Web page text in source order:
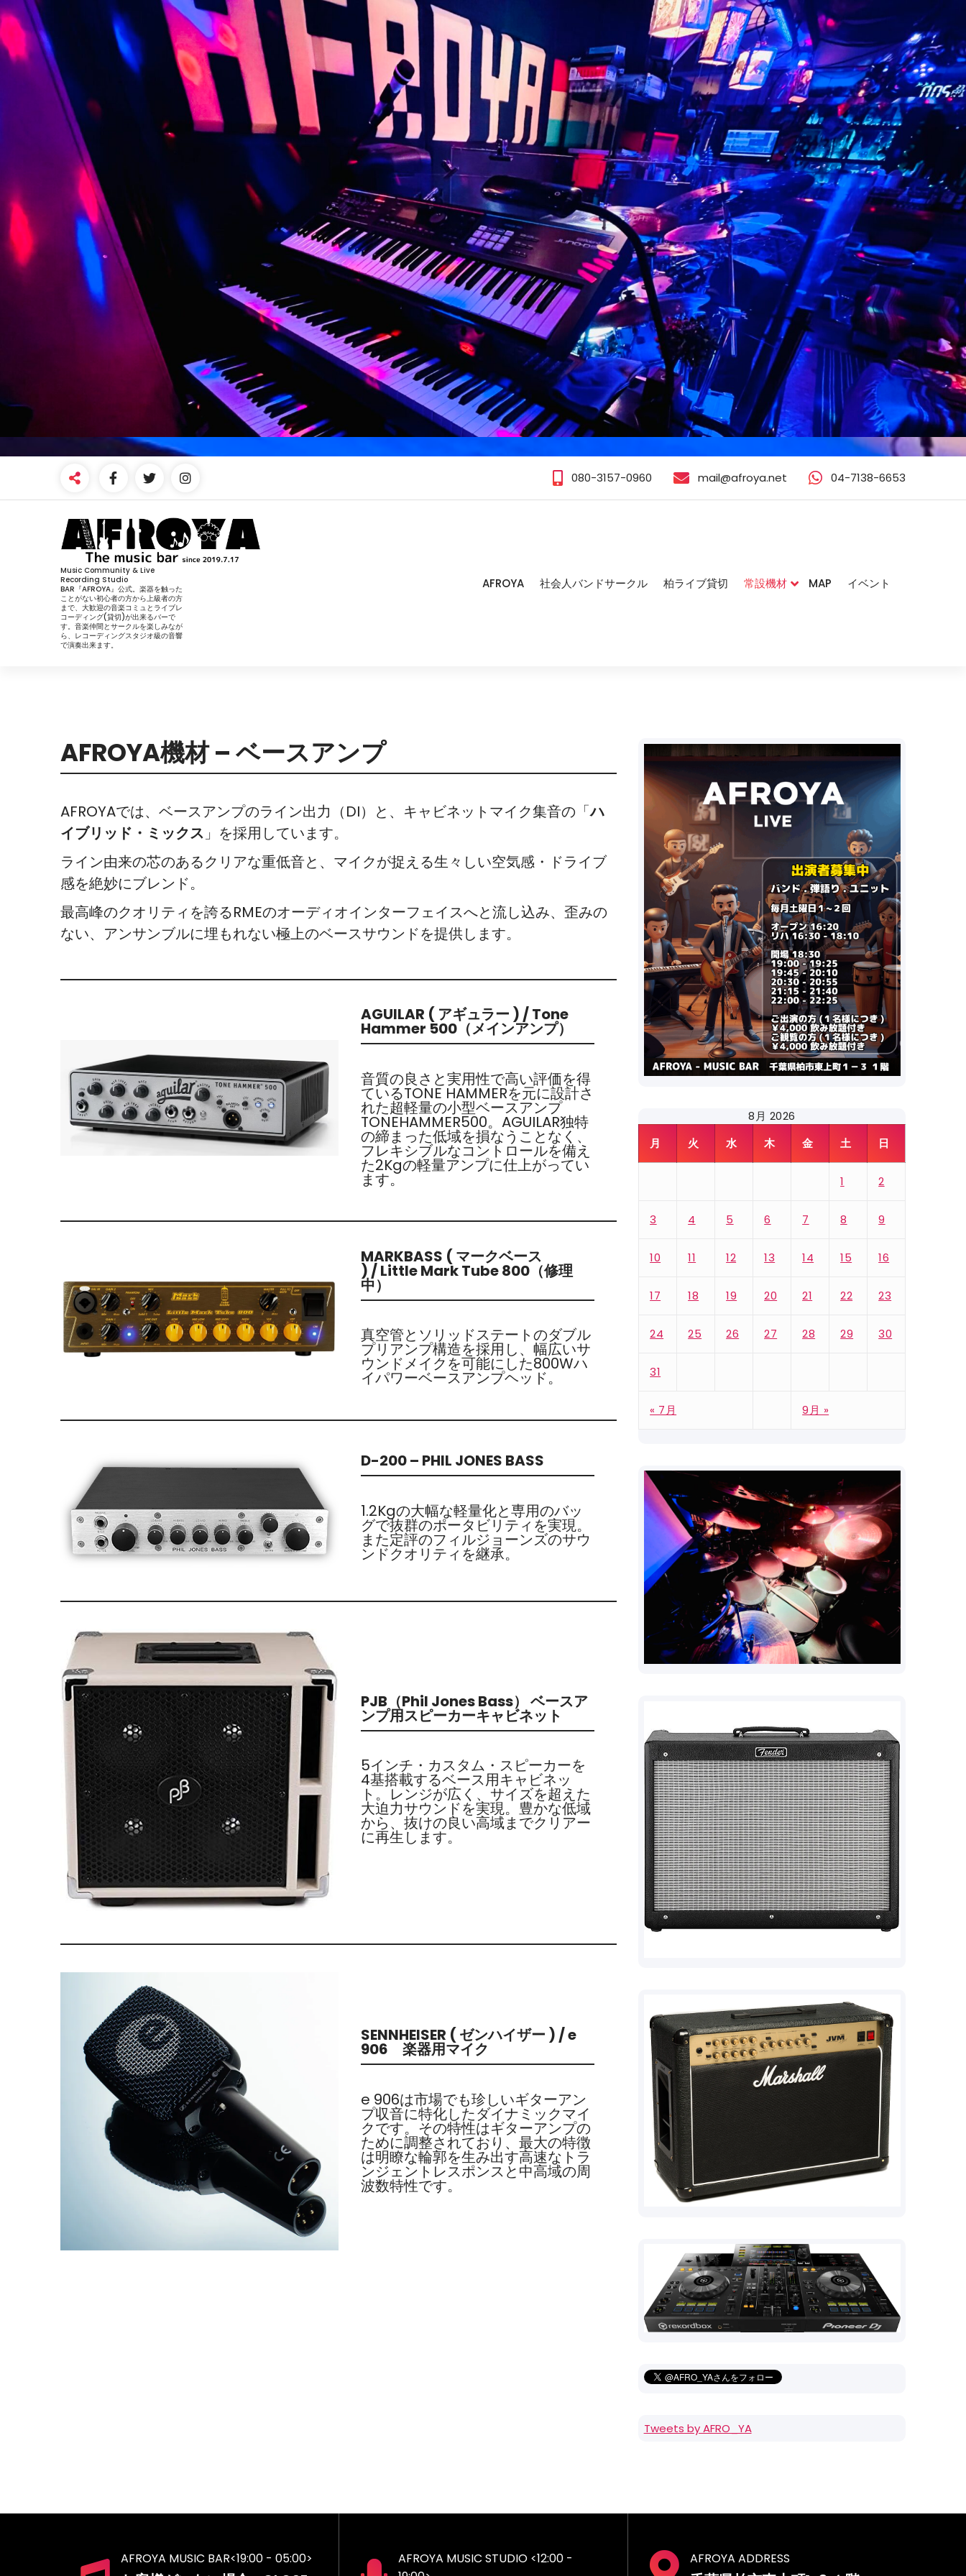
コ
ン
テ
ン
080-3157-0960 mail@afroya.net 04-7138-6653
Music Community & Live
Recording Studio
BAR『AFROYA』公式。楽器を触った
ことがない初心者の方から上級者の方
まで、大歓迎の音楽コミュとライブレ
コーディング(貸切)が出来るバーで
す。音楽仲間とサークルを楽しみなが
ら、レコーディングスタジオ級の音響
で演奏出来ます。
AFROYA 社会人バンドサークル 柏ライブ貸切 常設機材 MAP イベント
AFROYA機材 – ベースアンプ
AFROYAでは、ベースアンプのライン出力（DI）と、キャビネットマイク集音の「ハ
イブリッド・ミックス 」を採用しています。
ライン由来の芯のあるクリアな重低音と、マイクが捉える生々しい空気感・ドライブ
感を絶妙にブレンド。
最高峰のクオリティを誇るRMEのオーディオインターフェイスへと流し込み、歪みの
ない、アンサンブルに埋もれない極上のベースサウンドを提供します。
AGUILAR ( アギュラー ) / Tone
Hammer 500（メインアンプ）
音質の良さと実用性で高い評価を得
ているTONE HAMMERを元に設計さ
れた超軽量の小型ベースアンプ
TONEHAMMER500。AGUILAR独特
の締まった低域を損なうことなく、
フレキシブルなコントロールを備え
た2Kgの軽量アンプに仕上がってい
ます。
MARKBASS ( マークベース
) / Little Mark Tube 800（修理
中）
真空管とソリッドステートのダブル
プリアンプ構造を採用し、幅広いサ
ウンドメイクを可能にした800Wハ
イパワーベースアンプヘッド。
D-200 – PHIL JONES BASS
1.2Kgの大幅な軽量化と専用のバッ
グで抜群のポータビリティを実現。
また定評のフィルジョーンズのサウ
ンドクオリティを継承。
PJB（Phil Jones Bass） ベースア
ンプ用スピーカーキャビネット
5インチ・カスタム・スピーカーを
4基搭載するベース用キャビネッ
ト。レンジが広く、サイズを超えた
大迫力サウンドを実現。豊かな低域
から、抜けの良い高域までクリアー
に再生します。
SENNHEISER ( ゼンハイザー ) / e
906 楽器用マイク
e 906は市場でも珍しいギターアン
プ収音に特化したダイナミックマイ
クです。その特性はギターアンプの
ために調整されており、最大の特徴
は明瞭な輪郭を生み出す高速なトラ
ンジェントレスポンスと中高域の周
波数特性です。
8月 2026
月
火 水 木 金 土 日
1 2
3 4 5 6 7 8 9
10 11 12 13 14 15 16
17 18 19 20 21 22 23
24 25 26 27 28 29 30
31
« 7月 9月 »
Tweets by AFRO_YA
AFROYA MUSIC BAR<19:00 - 05:00>
AFROYA MUSIC STUDIO <12:00 -
AFROYA ADDRESS